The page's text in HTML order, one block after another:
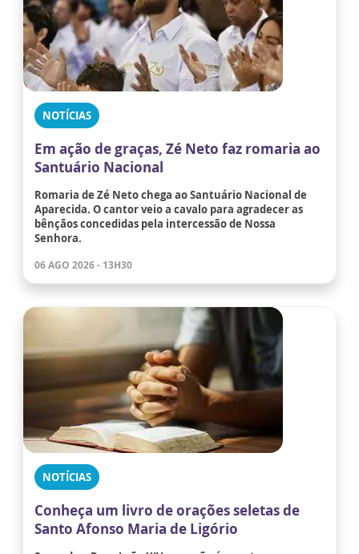
NOTÍCIAS
Em ação de graças, Zé Neto faz romaria ao
Santuário Nacional
Romaria de Zé Neto chega ao Santuário Nacional de
Aparecida. O cantor veio a cavalo para agradecer as
bênçãos concedidas pela intercessão de Nossa
Senhora.
06 AGO 2026 - 13H30
NOTÍCIAS
Conheça um livro de orações seletas de
Santo Afonso Maria de Ligório